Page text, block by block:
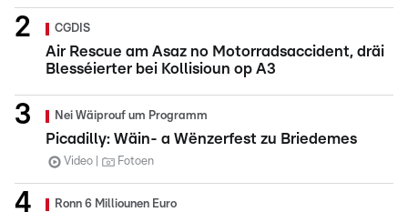
CGDIS
Air Rescue am Asaz no Motorradsaccident, dräi
Blesséierter bei Kollisioun op A3
Nei Wäiprouf um Programm
Picadilly: Wäin- a Wënzerfest zu Briedemes
Video Fotoen
Ronn 6 Milliounen Euro